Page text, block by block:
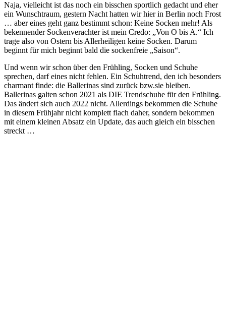
Naja, vielleicht ist das noch ein bisschen sportlich gedacht und eher
ein Wunschtraum, gestern Nacht hatten wir hier in Berlin noch Frost
… aber eines geht ganz bestimmt schon: Keine Socken mehr! Als
bekennender Sockenverachter ist mein Credo: „Von O bis A.“ Ich
trage also von Ostern bis Allerheiligen keine Socken. Darum
beginnt für mich beginnt bald die sockenfreie „Saison“.
Und wenn wir schon über den Frühling, Socken und Schuhe
sprechen, darf eines nicht fehlen. Ein Schuhtrend, den ich besonders
charmant finde: die Ballerinas sind zurück bzw.sie bleiben.
Ballerinas galten schon 2021 als DIE Trendschuhe für den Frühling.
Das ändert sich auch 2022 nicht. Allerdings bekommen die Schuhe
in diesem Frühjahr nicht komplett flach daher, sondern bekommen
mit einem kleinen Absatz ein Update, das auch gleich ein bisschen
streckt …